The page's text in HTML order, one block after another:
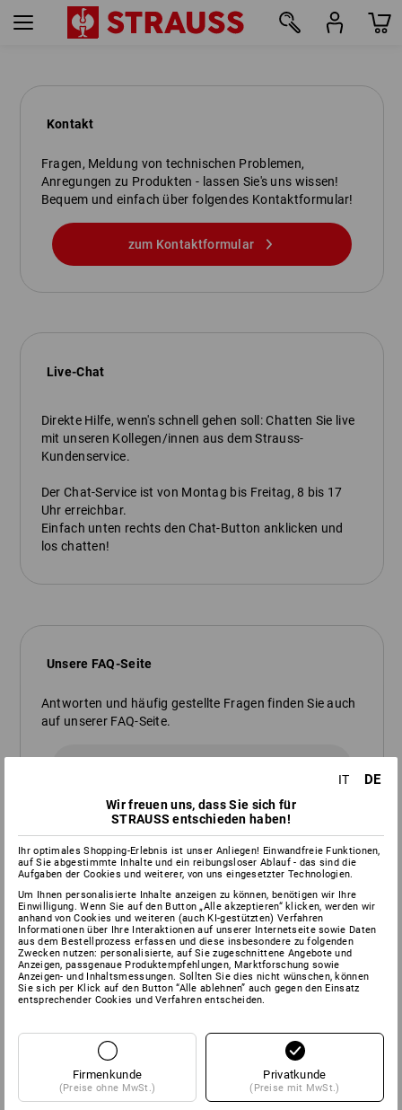
Kontakt
Fragen, Meldung von technischen Problemen,
Anregungen zu Produkten - lassen Sie's uns wissen!
Bequem und einfach über folgendes Kontaktformular!
zum Kontaktformular
Live-Chat
Direkte Hilfe, wenn's schnell gehen soll: Chatten Sie live
mit unseren Kollegen/innen aus dem Strauss-
Kundenservice.
Der Chat-Service ist von Montag bis Freitag, 8 bis 17
Uhr erreichbar.
Einfach unten rechts den Chat-Button anklicken und
los chatten!
Unsere FAQ-Seite
Antworten und häufig gestellte Fragen finden Sie auch
auf unserer FAQ-Seite.
Service-Center
Bestellungen, Lieferauskünfte,
Beratung oder Service
für Werbeanbringung
Fax: 0471 1430 125
info-it@strauss.com
IT DE
Wir freuen uns, dass Sie sich für
STRAUSS entschieden haben!
Ihr optimales Shopping-Erlebnis ist unser Anliegen! Einwandfreie Funktionen,
auf Sie abgestimmte Inhalte und ein reibungsloser Ablauf - das sind die
Aufgaben der Cookies und weiterer, von uns eingesetzter Technologien.
Um Ihnen personalisierte Inhalte anzeigen zu können, benötigen wir Ihre
Einwilligung. Wenn Sie auf den Button „Alle akzeptieren“ klicken, werden wir
anhand von Cookies und weiteren (auch KI-gestützten) Verfahren
Informationen über Ihre Interaktionen auf unserer Internetseite sowie Daten
aus dem Bestellprozess erfassen und diese insbesondere zu folgenden
Zwecken nutzen: personalisierte, auf Sie zugeschnittene Angebote und
Anzeigen, passgenaue Produktempfehlungen, Marktforschung sowie
Anzeigen- und Inhaltsmessungen. Sollten Sie dies nicht wünschen, können
Sie sich per Klick auf den Button “Alle ablehnen” auch gegen den Einsatz
entsprechender Cookies und Verfahren entscheiden.
Firmenkunde
(Preise ohne MwSt.)
Privatkunde
(Preise mit MwSt.)